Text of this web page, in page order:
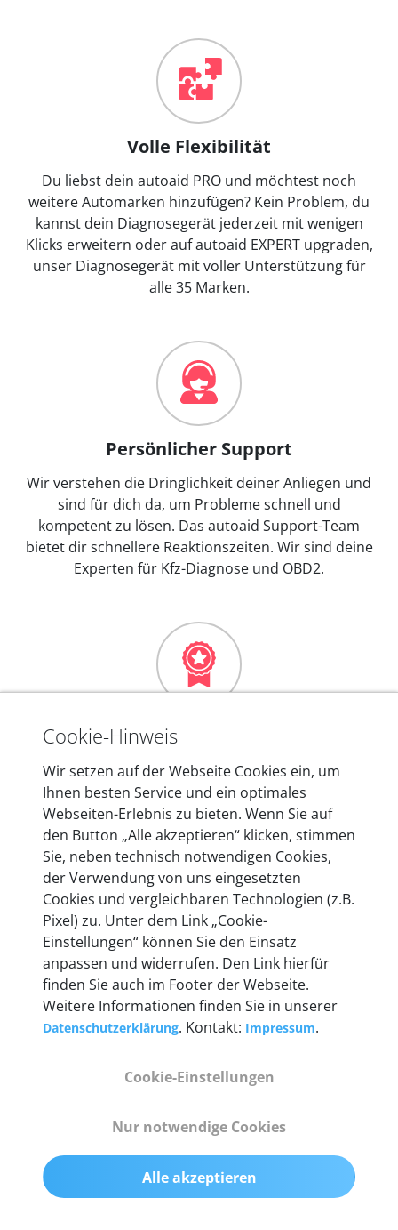
Volle Flexibilität
Du liebst dein autoaid PRO und möchtest noch
weitere Automarken hinzufügen? Kein Problem, du
kannst dein Diagnosegerät jederzeit mit wenigen
Klicks erweitern oder auf autoaid EXPERT upgraden,
unser Diagnosegerät mit voller Unterstützung für
alle 35 Marken.
Persönlicher Support
Wir verstehen die Dringlichkeit deiner Anliegen und
sind für dich da, um Probleme schnell und
kompetent zu lösen. Das autoaid Support-Team
bietet dir schnellere Reaktionszeiten. Wir sind deine
Experten für Kfz-Diagnose und OBD2.
Mehr als 10 Jahre Erfahrung
In den Kfz-Diagnosegeräten von autoaid stecken
mehr als 10 Jahre Erfahrung, und auch in Zukunft
entwickeln wir unsere Produkte am Standort in
Berlin laufend weiter. Auf diese Qualität vertrauen
heute mehr als 60.000 Privatkunden und
Unternehmen.
Technische Details &
Lieferumfang
Abmessungen
Gewicht
200 g
Cookie-Hinweis
Wir setzen auf der Webseite Cookies ein, um
Ihnen besten Service und ein optimales
Webseiten-Erlebnis zu bieten. Wenn Sie auf
den Button „Alle akzeptieren“ klicken, stimmen
Sie, neben technisch notwendigen Cookies,
der Verwendung von uns eingesetzten
Cookies und vergleichbaren Technologien (z.B.
Pixel) zu. Unter dem Link „Cookie-
Einstellungen“ können Sie den Einsatz
anpassen und widerrufen. Den Link hierfür
finden Sie auch im Footer der Webseite.
Weitere Informationen finden Sie in unserer
Datenschutzerklärung. Kontakt: Impressum.
Cookie-Einstellungen
Nur notwendige Cookies
Alle akzeptieren